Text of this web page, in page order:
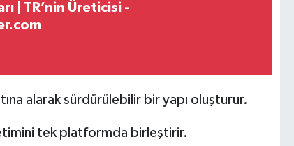
| TR’nin Üreticisi -
alarak sürdürülebilir bir yapı oluşturur.
tek platformda birleştirir.